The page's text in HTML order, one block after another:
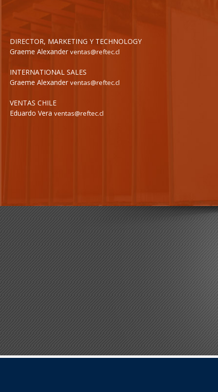
DIRECTOR, MARKETING Y TECHNOLOGY
Graeme Alexanderventas@reftec.cl
INTERNATIONAL SALES
Graeme Alexander ventas@reftec.cl
VENTAS CHILE
Eduardo Vera ventas@reftec.cl